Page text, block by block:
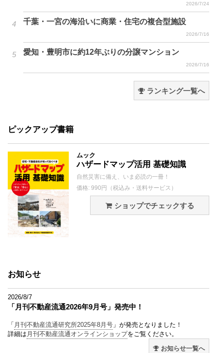
2026/7/24
千葉・一宮の海沿いに商業・住宅の複合型施設
2026/7/16
愛知・豊明市に約12年ぶりの分譲マンション
2026/7/16
ランキング一覧へ
ピックアップ書籍
ムック
ハザードマップ活用 基礎知識
自然災害に備え、いま必読の一冊！
価格: 990円（税込み・送料サービス）
ショップでチェックする
お知らせ
2026/8/7
「月刊不動産流通2026年9月号」発売中！
「 月刊不動産流通研究所2025年8月号 」が発売となりました！
詳細は 月刊不動産流通オンラインショップをご覧ください。
お知らせ一覧へ